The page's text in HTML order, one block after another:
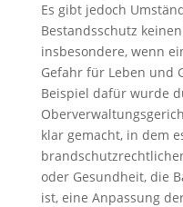
Es gibt jedoch
Bestandsschutz
insbesondere, wenn
Gefahr für Leben und
Beispiel dafür wurde
klar gemacht, in dem
oder Gesundheit, die
ist, eine Anpassung